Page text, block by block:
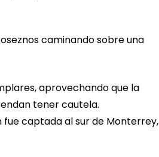
caminando sobre una
aprovechando que la
tener cautela.
fue captada al sur de Monterrey,